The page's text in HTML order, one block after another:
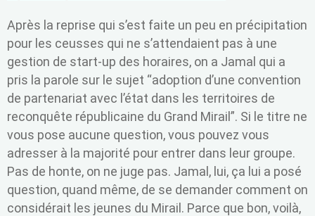
Après la reprise qui s’est faite un peu en précipitation
pour les ceusses qui ne s’attendaient pas à une
gestion de start-up des horaires, on a Jamal qui a
pris la parole sur le sujet “adoption d’une convention
de partenariat avec l’état dans les territoires de
reconquête républicaine du Grand Mirail”. Si le titre ne
vous pose aucune question, vous pouvez vous
adresser à la majorité pour entrer dans leur groupe.
Pas de honte, on ne juge pas. Jamal, lui, ça lui a posé
question, quand même, de se demander comment on
considérait les jeunes du Mirail. Parce que bon, voilà,